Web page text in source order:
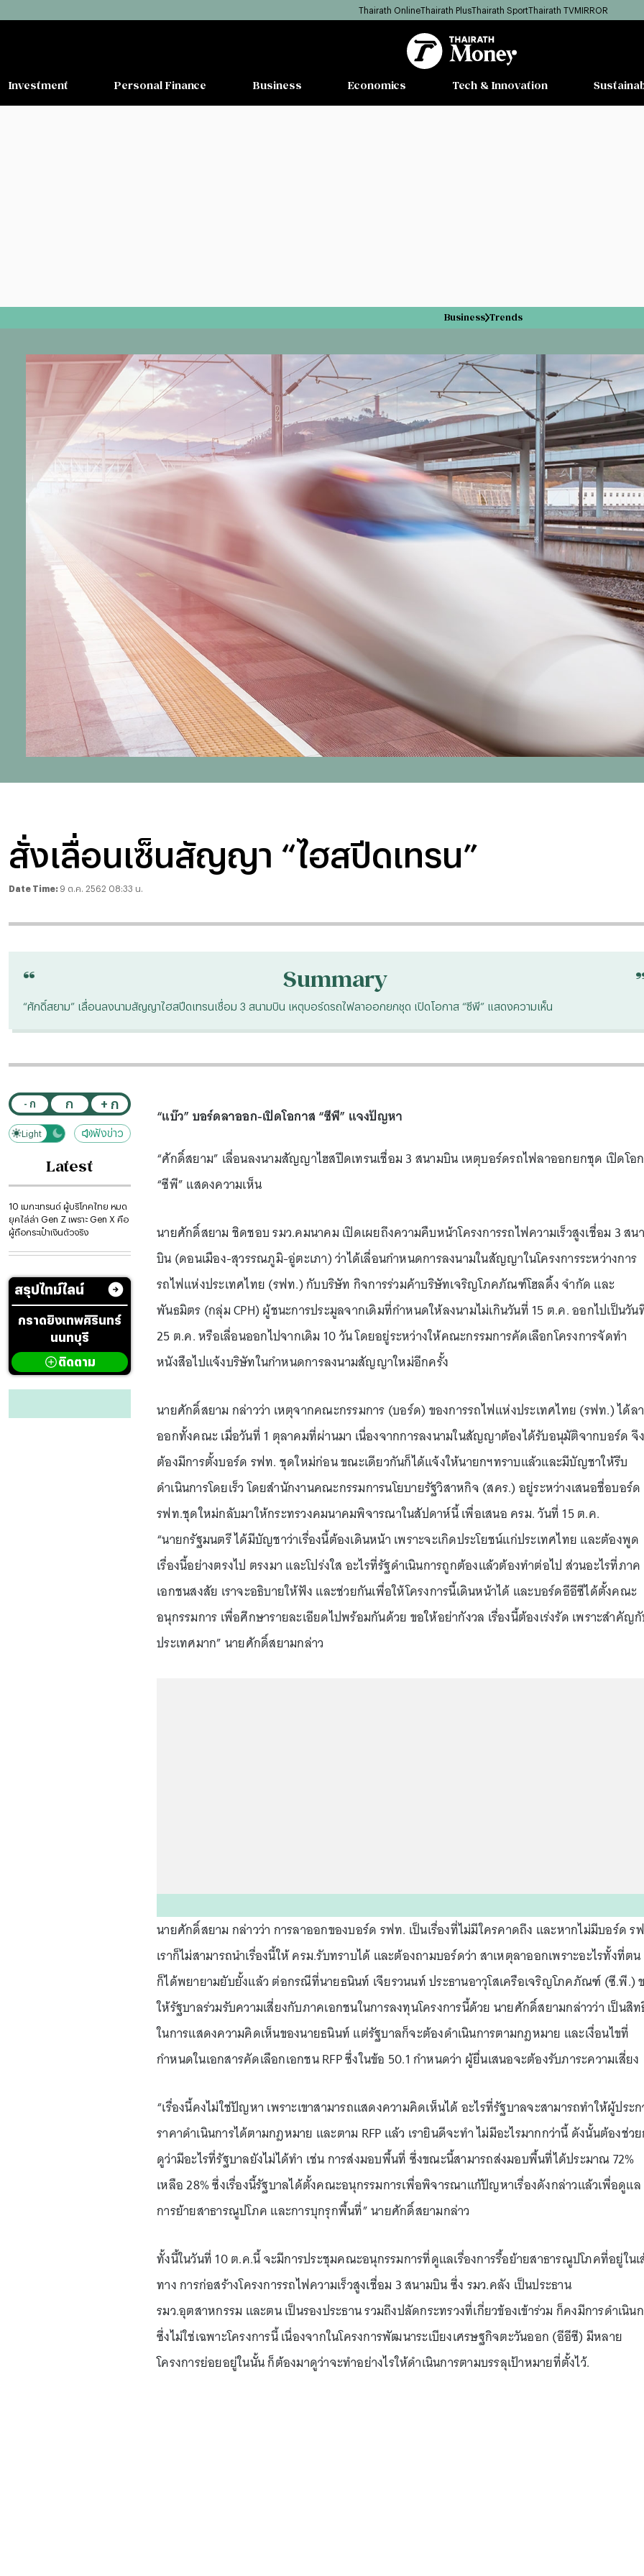
Thairath OnlineThairath PlusThairath SportThairath TVMIRROR
Investment Personal Finance Business Economics Tech & Innovation
Business Trends
สั่งเลื่อนเซ็นสัญญา “ไฮสปีดเทรน”
Date Time: 9 ต.ค. 2562 08:33 น.
“ Summary
“ศักดิ์สยาม” เลื่อนลงนามสัญญาไฮสปีดเทรนเชื่อม 3 สนามบิน เหตุบอร์ดรถไฟลาออกยกชุด เปิดโอกาส “ซีพี” แสดงความเห็น
- ก ก + ก
Dark
Light ฟังข่าว
Latest
10 เมกะเทรนด์ ผู้บริโภคไทย หมด
ยุคไล่ล่า Gen Z เพราะ Gen X คือ
ผู้ถือกระเป๋าเงินตัวจริง
สรุปไทม์ไลน์
กราดยิงเทพศิรินทร์
นนทบุรี
ติดตาม
“แบ๊ว” บอร์ดลาออก-เปิดโอกาส “ซีพี” แจงปัญหา
“ศักดิ์สยาม” เลื่อนลงนามสัญญาไฮสปีดเทรนเชื่อม 3 สนามบิน เหตุบอร์ดรถไฟลาออกยกชุด เปิดโอ
“ซีพี” แสดงความเห็น
นายศักดิ์สยาม ชิดชอบ รมว.คมนาคม เปิดเผยถึงความคืบหน้าโครงการรถไฟความเร็วสูงเชื่อม 3 สน
บิน (ดอนเมือง-สุวรรณภูมิ-อู่ตะเภา) ว่าได้เลื่อนกำหนดการลงนามในสัญญาในโครงการระหว่างการ
รถไฟแห่งประเทศไทย (รฟท.) กับบริษัท กิจการร่วมค้าบริษัทเจริญโภคภัณฑ์โฮลดิ้ง จำกัด และ
พันธมิตร (กลุ่ม CPH) ผู้ชนะการประมูลจากเดิมที่กำหนดให้ลงนามไม่เกินวันที่ 15 ต.ค. ออกไปเป็นวัน
25 ต.ค. หรือเลื่อนออกไปจากเดิม 10 วัน โดยอยู่ระหว่างให้คณะกรรมการคัดเลือกโครงการจัดทำ
หนังสือไปแจ้งบริษัทในกำหนดการลงนามสัญญาใหม่อีกครั้ง
นายศักดิ์สยาม กล่าวว่า เหตุจากคณะกรรมการ (บอร์ด) ของการรถไฟแห่งประเทศไทย (รฟท.) ได้ลา
ออกทั้งคณะ เมื่อวันที่ 1 ตุลาคมที่ผ่านมา เนื่องจากการลงนามในสัญญาต้องได้รับอนุมัติจากบอร์ด จึง
ต้องมีการตั้งบอร์ด รฟท. ชุดใหม่ก่อน ขณะเดียวกันก็ได้แจ้งให้นายกฯทราบแล้วและมีบัญชาให้รีบ
ดำเนินการโดยเร็ว โดยสำนักงานคณะกรรมการนโยบายรัฐวิสาหกิจ (สคร.) อยู่ระหว่างเสนอชื่อบอร์ด
รฟท.ชุดใหม่กลับมาให้กระทรวงคมนาคมพิจารณาในสัปดาห์นี้ เพื่อเสนอ ครม. วันที่ 15 ต.ค.
“นายกรัฐมนตรี ได้มีบัญชาว่าเรื่องนี้ต้องเดินหน้า เพราะจะเกิดประโยชน์แก่ประเทศไทย และต้องพูด
เรื่องนี้อย่างตรงไป ตรงมา และโปร่งใส อะไรที่รัฐดำเนินการถูกต้องแล้วต้องทำต่อไป ส่วนอะไรที่ภาค
เอกชนสงสัย เราจะอธิบายให้ฟัง และช่วยกันเพื่อให้โครงการนี้เดินหน้าได้ และบอร์ดอีอีซีได้ตั้งคณะ
อนุกรรมการ เพื่อศึกษารายละเอียดไปพร้อมกันด้วย ขอให้อย่ากังวล เรื่องนี้ต้องเร่งรัด เพราะสำคัญ
ประเทศมาก” นายศักดิ์สยามกล่าว
นายศักดิ์สยาม กล่าวว่า การลาออกของบอร์ด รฟท. เป็นเรื่องที่ไม่มีใครคาดถึง และหากไม่มีบอร์ด ร
เราก็ไม่สามารถนำเรื่องนี้ให้ ครม.รับทราบได้ และต้องถามบอร์ดว่า สาเหตุลาออกเพราะอะไรทั้งที่ตน
ก็ได้พยายามยับยั้งแล้ว ต่อกรณีที่นายธนินท์ เจียรวนนท์ ประธานอาวุโสเครือเจริญโภคภัณฑ์ (ซี.พี.)
ให้รัฐบาลร่วมรับความเสี่ยงกับภาคเอกชนในการลงทุนโครงการนี้ด้วย นายศักดิ์สยามกล่าวว่า เป็นสิ
ในการแสดงความคิดเห็นของนายธนินท์ แต่รัฐบาลก็จะต้องดำเนินการตามกฎหมาย และเงื่อนไขที่
กำหนดในเอกสารคัดเลือกเอกชน RFP ซึ่งในข้อ 50.1 กำหนดว่า ผู้ยื่นเสนอจะต้องรับภาระความเสี่ยง
“เรื่องนี้คงไม่ใช่ปัญหา เพราะเขาสามารถแสดงความคิดเห็นได้ อะไรที่รัฐบาลจะสามารถทำให้ผู้ประ
ราคาดำเนินการได้ตามกฎหมาย และตาม RFP แล้ว เรายินดีจะทำ ไม่มีอะไรมากกว่านี้ ดังนั้นต้องช่ว
ดูว่ามีอะไรที่รัฐบาลยังไม่ได้ทำ เช่น การส่งมอบพื้นที่ ซึ่งขณะนี้สามารถส่งมอบพื้นที่ได้ประมาณ 72%
เหลือ 28% ซึ่งเรื่องนี้รัฐบาลได้ตั้งคณะอนุกรรมการเพื่อพิจารณาแก้ปัญหาเรื่องดังกล่าวแล้วเพื่อดูแล
การย้ายสาธารณูปโภค และการบุกรุกพื้นที่” นายศักดิ์สยามกล่าว
ทั้งนี้ในวันที่ 10 ต.ค.นี้ จะมีการประชุมคณะอนุกรรมการที่ดูแลเรื่องการรื้อย้ายสาธารณูปโภคที่อยู่ใน
ทาง การก่อสร้างโครงการรถไฟความเร็วสูงเชื่อม 3 สนามบิน ซึ่ง รมว.คลัง เป็นประธาน
รมว.อุตสาหกรรม และตน เป็นรองประธาน รวมถึงปลัดกระทรวงที่เกี่ยวข้องเข้าร่วม ก็คงมีการดำเนิน
ซึ่งไม่ใช่เฉพาะโครงการนี้ เนื่องจากในโครงการพัฒนาระเบียงเศรษฐกิจตะวันออก (อีอีซี) มีหลาย
โครงการย่อยอยู่ในนั้น ก็ต้องมาดูว่าจะทำอย่างไรให้ดำเนินการตามบรรลุเป้าหมายที่ตั้งไว้.